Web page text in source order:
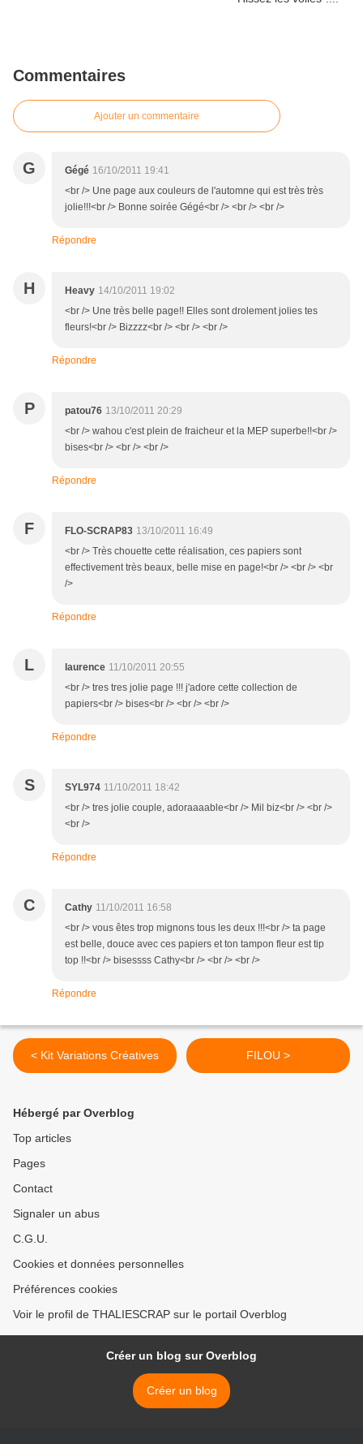
Commentaires
Ajouter un commentaire
G Gégé 16/10/2011 19:41
<br /> Une page aux couleurs de l'automne qui est très très
jolie!!!<br /> Bonne soirée Gégé<br /> <br /> <br />
Répondre
H Heavy 14/10/2011 19:02
<br /> Une très belle page!! Elles sont drolement jolies tes
fleurs!<br /> Bizzzz<br /> <br /> <br />
Répondre
P patou76 13/10/2011 20:29
<br /> wahou c'est plein de fraicheur et la MEP superbe!!<br />
bises<br /> <br /> <br />
Répondre
F FLO-SCRAP83 13/10/2011 16:49
<br /> Très chouette cette réalisation, ces papiers sont
effectivement très beaux, belle mise en page!<br /> <br /> <br
/>
Répondre
L laurence 11/10/2011 20:55
<br /> tres tres jolie page !!! j'adore cette collection de
papiers<br /> bises<br /> <br /> <br />
Répondre
S SYL974 11/10/2011 18:42
<br /> tres jolie couple, adoraaaable<br /> Mil biz<br /> <br />
<br />
Répondre
C Cathy 11/10/2011 16:58
<br /> vous êtes trop mignons tous les deux !!!<br /> ta page
est belle, douce avec ces papiers et ton tampon fleur est tip
top !!<br /> bisessss Cathy<br /> <br /> <br />
Répondre
< Kit Variations Créatives FILOU >
Hébergé par Overblog
Top articles
Pages
Contact
Signaler un abus
C.G.U.
Cookies et données personnelles
Préférences cookies
Voir le profil de THALIESCRAP sur le portail Overblog
Créer un blog sur Overblog
Créer un blog